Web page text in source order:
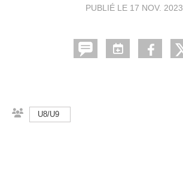
PUBLIÉ LE 17 NOV. 2023
U8/U9